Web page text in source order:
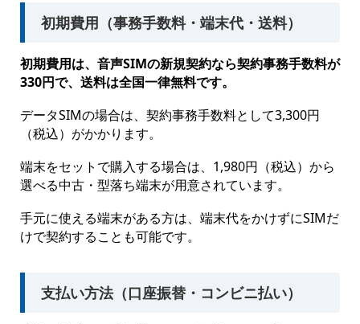
初期費用（事務手数料・端末代・送料）
初期費用は、音声SIMの新規契約なら契約事務手数料が
330円で、送料は全国一律無料です。
データSIMの場合は、契約事務手数料として3,300円
（税込）がかかります。
端末をセットで購入する場合は、1,980円（税込）から
選べる中古・型落ち端末が用意されています。
手元に使える端末がある方は、端末代をかけずにSIMだ
けで契約することも可能です。
支払い方法（口座振替・コンビニ払い）